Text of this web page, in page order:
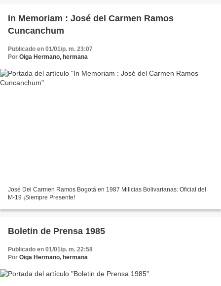
In Memoriam : José del Carmen Ramos
Cuncanchum
Publicado en 01/01/p. m. 23:07
Por Oiga Hermano, hermana
José Del Carmen Ramos Bogotá en 1987 Milicias Bolivarianas: Oficial del
M-19 ¡Siempre Presente!
Boletin de Prensa 1985
Publicado en 01/01/p. m. 22:58
Por Oiga Hermano, hermana